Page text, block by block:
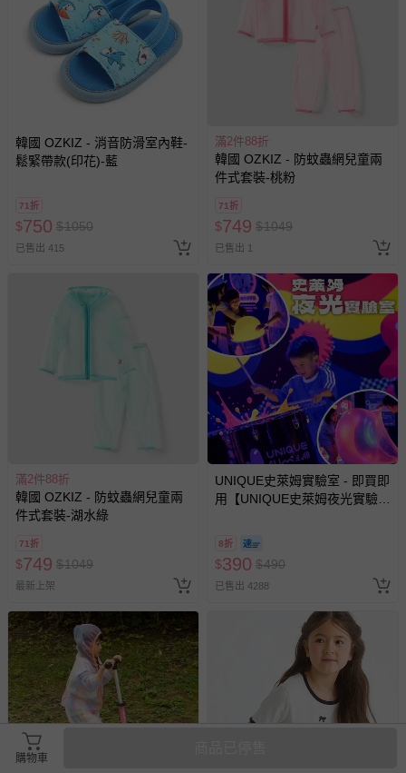
退貨，您可至『查詢訂單』>『已出貨』中查詢該筆訂單，
並點選『我要退貨』即可進行申請。若有相關退貨問題，請
至媽咪愛
LINE@客服ID: @mamilove
與服務，謝謝。
針對滿件折/滿額贈…等活動，如因部份退貨，而該訂單保
留商品未達活動門檻，將以原價計算，活動贈品亦需一併退
回。
部分商品依據消費者保護法的規定，不適用七天鑑賞期/猶
豫期範圍：
易於腐敗、保存期限較短或解約時即將逾期（例如生鮮
客製化商品（例如客製生日書、姓名貼等）。
報紙、期刊或雜誌（惟書籍如經拆封、使用，則酌收整
經消費者拆封之影音商品或電腦軟體（例如 DVD、CD
等）。
非以有形媒介提供之數位內容或一經提供即為完成之線
上服務，經消費者事先同意始提供（例如線上課程、遊
戲或活動點數等）。
已拆封之以下類型商品：
-個人衛生用品（例如尿布、貼身衣物、泳裝、襪子、地
墊、寢具類等）。
-新生兒親膚衣物（嬰幼兒包巾與背巾、包屁衣、學習
褲、紗布衣等）。
-接觸性孕哺產品（奶嘴、奶瓶、擠乳器、哺乳衣、托腹
帶束縛衣、餐搖椅等）。
-其他原廠盒裝商品封口處已貼上「不可拆封」，或具警
示字句等說明貼紙、封條者。
國際航空、客運、訂房等服務。
相關的退換貨辦理流程，可詳見： 退換貨 & 退款問題
其他常見問題：
韓國 OZKIZ - 消音防滑室內鞋-
鬆緊帶款(印花)-藍
71折
$750 $1050
已售出 415
滿2件88折
韓國 OZKIZ - 防蚊蟲網兒童兩
件式套裝-桃粉
71折
$749 $1049
已售出 1
滿2件88折
韓國 OZKIZ - 防蚊蟲網兒童兩
件式套裝-湖水綠
71折
$749 $1049
最新上架
UNIQUE史萊姆實驗室 - 即買即
用【UNIQUE史萊姆夜光實驗室
人小孩均一價(3歲以上需購票))
8折
$390 $490
已售出 4288
購物車